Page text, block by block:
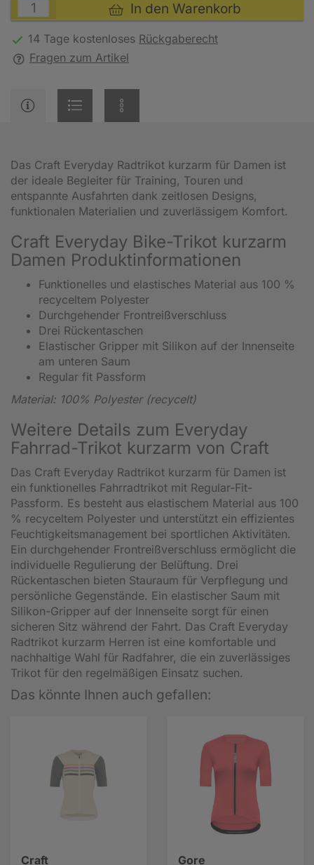
In den Warenkorb
14 Tage kostenloses Rückgaberecht
Fragen zum Artikel
Das Craft Everyday Radtrikot kurzarm für Damen ist
der ideale Begleiter für Training, Touren und
entspannte Ausfahrten dank zeitlosen Designs,
funktionalen Materialien und zuverlässigem Komfort.
Craft Everyday Bike-Trikot kurzarm
Damen Produktinformationen
Funktionelles und elastisches Material aus 100 %
recyceltem Polyester
Durchgehender Frontreißverschluss
Drei Rückentaschen
Elastischer Gripper mit Silikon auf der Innenseite
am unteren Saum
Regular fit Passform
Material: 100% Polyester (recycelt)
Weitere Details zum Everyday
Fahrrad-Trikot kurzarm von Craft
Das Craft Everyday Radtrikot kurzarm für Damen ist
ein funktionelles Fahrradtrikot mit Regular-Fit-
Passform. Es besteht aus elastischem Material aus 100
% recyceltem Polyester und unterstützt ein effizientes
Feuchtigkeitsmanagement bei sportlichen Aktivitäten.
Ein durchgehender Frontreißverschluss ermöglicht die
individuelle Regulierung der Belüftung. Drei
Rückentaschen bieten Stauraum für Verpflegung und
persönliche Gegenstände. Ein elastischer Saum mit
Silikon-Gripper auf der Innenseite sorgt für einen
sicheren Sitz während der Fahrt. Das Craft Everyday
Radtrikot kurzarm Herren ist eine komfortable und
nachhaltige Wahl für Radfahrer, die ein zuverlässiges
Trikot für den regelmäßigen Einsatz suchen.
Das könnte Ihnen auch gefallen:
Craft Gore